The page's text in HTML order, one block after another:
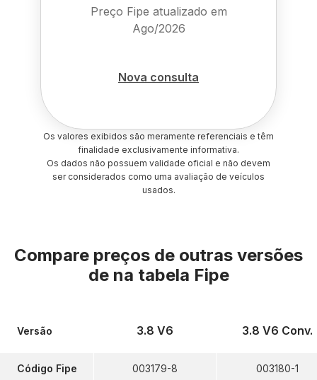
Preço Fipe atualizado em
Ago/2026
Nova consulta
Os valores exibidos são meramente referenciais e têm
finalidade exclusivamente informativa.
Os dados não possuem validade oficial e não devem
ser considerados como uma avaliação de veículos
usados.
Compare preços de outras versões
de na tabela Fipe
Versão
Código Fipe
3.8 V6
003179-8
3.8 V6 Conv.
003180-1